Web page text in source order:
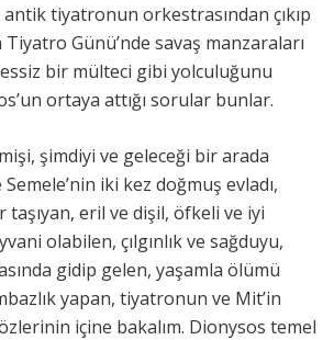
tiyatronun orkestrasından çıkıp
Günü’nde savaş manzaraları
bir mülteci gibi yolculuğunu
ortaya attığı sorular bunlar.
şimdiyi ve geleceği bir arada
iki kez doğmuş evladı,
eril ve dişil, öfkeli ve iyi
olabilen, çılgınlık ve sağduyu,
gidip gelen, yaşamla ölümü
yapan, tiyatronun ve Mit’in
içine bakalım. Dionysos temel